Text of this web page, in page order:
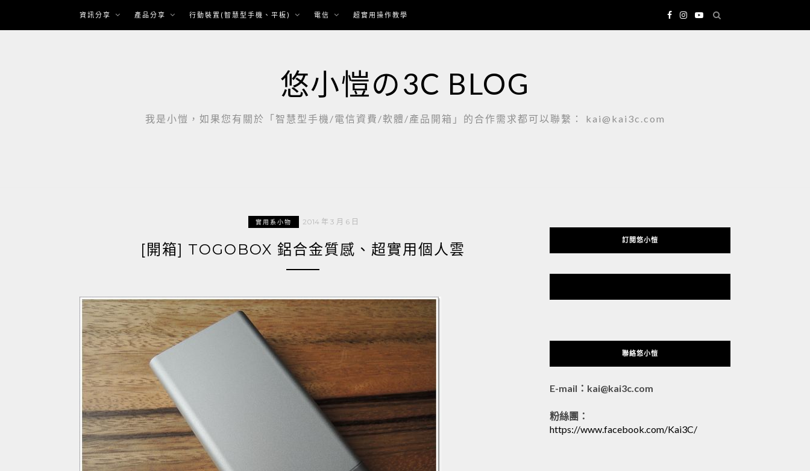
content
資訊分享 產品分享 行動裝置(智慧型手機、平板) 電信 超實用操作教學
悠小愷の3C BLOG
我是小愷，如果您有關於「智慧型手機/電信資費/軟體/產品開箱」的合作需求都可以聯繫： kai@kai3c.com
實用系小物 2014 年 3 月 6 日
[開箱] TOGOBOX 鋁合金質感、超實用個人雲
訂閱悠小愷
聯絡悠小愷
E-mail：kai@kai3c.com
粉絲團：
https://www.facebook.com/Kai3C/